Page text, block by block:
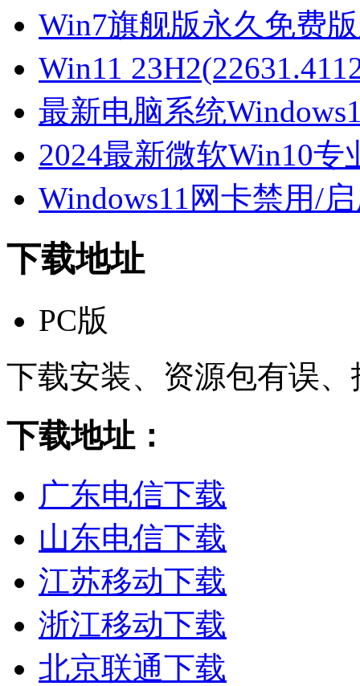
Win7旗舰版永久免费
Win11
最新电脑系统
2024最新微软Win10专
Windows11网卡禁用/
下载地址
PC版
下载安装、资源包有误
下载地址：
广东电信下载
山东电信下载
江苏移动下载
浙江移动下载
北京联通下载